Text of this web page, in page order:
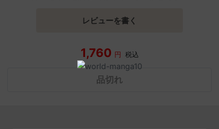
レビューを書く
1,760 円 税込
品切れ